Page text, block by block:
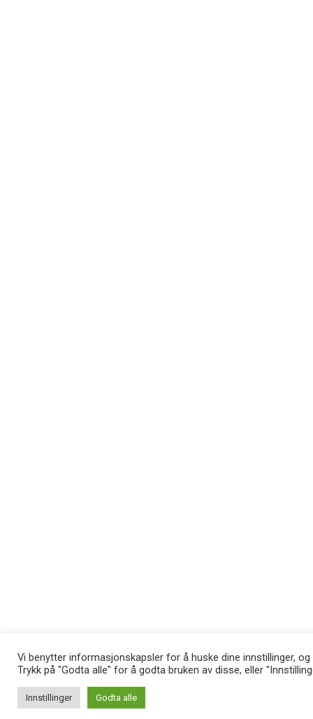
Vi benytter informasjonskapsler for å huske dine innstillinger,
Trykk på "Godta alle" for å godta bruken av disse, eller
Innstillinger Godta alle